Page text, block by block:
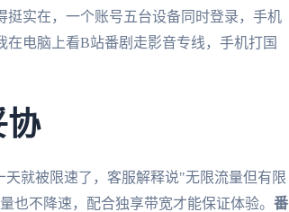
挺实在，一个账号五台设备同时登录，手机
电脑上看B站番剧走影音专线，手机打国
协
就被限速了，客服解释说"无限流量但有限
也不降速，配合独享带宽才能保证体验。 番